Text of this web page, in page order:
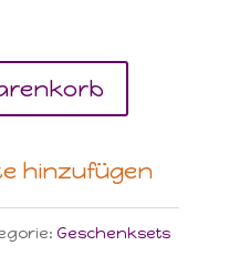
hinzufügen
Geschenksets